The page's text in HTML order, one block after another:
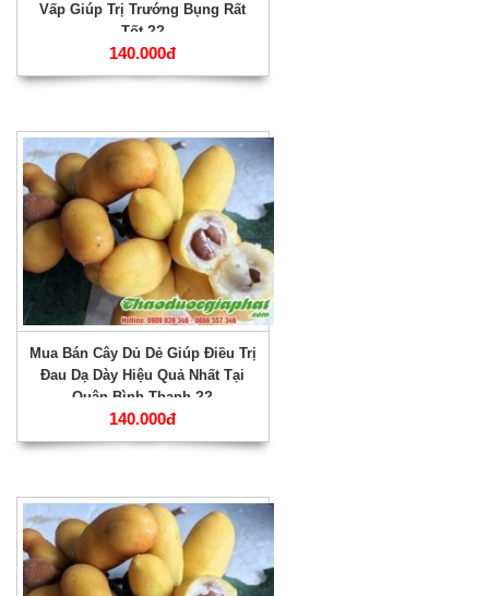
Vấp Giúp Trị Trướng Bụng Rất
Tốt ??
140.000đ
Mua Bán Cây Dủ Dẻ Giúp Điều Trị
Đau Dạ Dày Hiệu Quả Nhất Tại
Quận Bình Thạnh ??
140.000đ